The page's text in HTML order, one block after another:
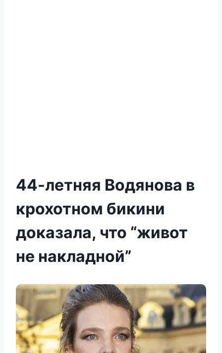
44-летняя Водянова в
крохотном бикини
доказала, что “живот
не накладной”